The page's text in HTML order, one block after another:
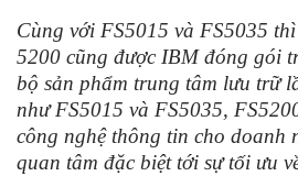
Cùng với FS5015 và FS5035
5200 cũng được IBM đóng gói
bộ sản phẩm trung tâm lưu trữ
như FS5015 và FS5035,
công nghệ thông tin cho doanh
quan tâm đặc biệt tới sự tối ưu